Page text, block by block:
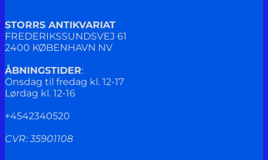
STORRS ANTIKVARIAT
FREDERIKSSUNDSVEJ 61
2400 KØBENHAVN NV
ÅBNINGSTIDER:
Onsdag til fredag kl. 12-17
Lørdag kl. 12-16
+4542340520
CVR: 35901108